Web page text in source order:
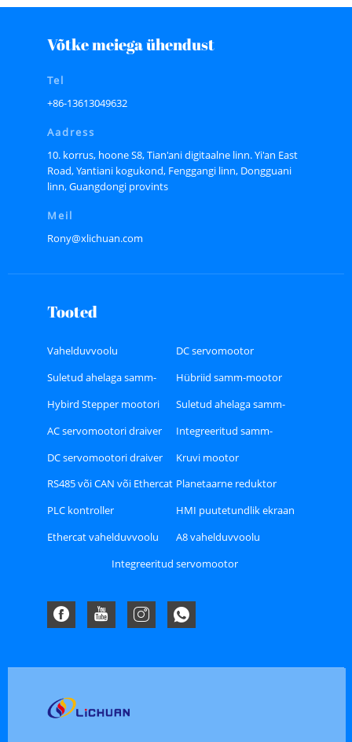
Võtke meiega ühendust
Tel
+86-13613049632
Aadress
10. korrus, hoone S8, Tian'ani digitaalne linn. Yi'an East
Road, Yantiani kogukond, Fenggangi linn, Dongguani
linn, Guangdongi provints
Meil
Rony@xlichuan.com
Tooted
Vahelduvvoolu
servomootor
DC servomootor
Suletud ahelaga samm-
mootor
Hübriid samm-mootor
Hybird Stepper mootori
juht
Suletud ahelaga samm-
mootori draiver
AC servomootori draiver
Integreeritud samm-
mootor
DC servomootori draiver
Kruvi mootor
RS485 või CAN või Ethercat
Bus tüüpi Stepper Driver
Planetaarne reduktor
PLC kontroller
HMI puutetundlik ekraan
Ethercat vahelduvvoolu
servomootori draiveri
A8 vahelduvvoolu
servomootori draiveri
Integreeritud servomootor